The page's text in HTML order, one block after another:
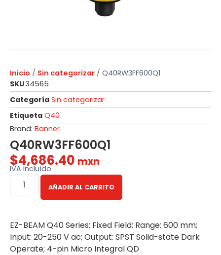
Inicio / Sin categorizar / Q40RW3FF600Q1
SKU34565
Categoría Sin categorizar
Etiqueta Q40
Brand: Banner
Q40RW3FF600Q1
$4,686.40 mxn
IVA Incluído
AÑADIR AL CARRITO
EZ-BEAM Q40 Series: Fixed Field; Range: 600 mm;
Input: 20-250 V ac; Output: SPST Solid-state Dark
Operate; 4-pin Micro Integral QD